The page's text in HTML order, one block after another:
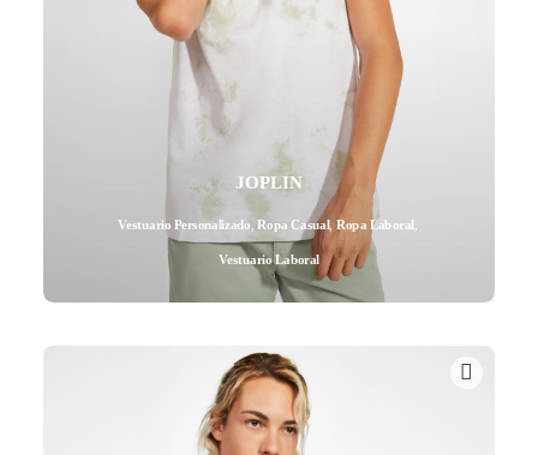
JOPLIN
Vestuario Personalizado Ropa Casual, Ropa Laboral
Vestuario Laboral